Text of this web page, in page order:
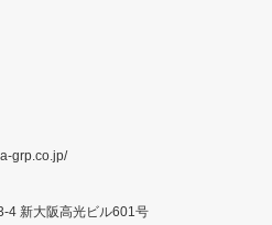
grp.co.jp/
4 新大阪高光ビル601号